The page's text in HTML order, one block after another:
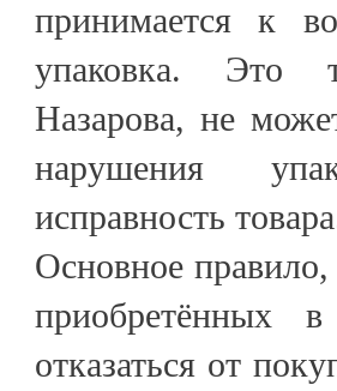
принимается к
упаковка. Это
Назарова, не
нарушения
исправность
Основное
приобретённых
отказаться от